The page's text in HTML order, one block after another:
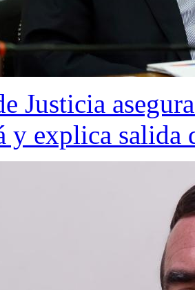
Justicia
y explica salida